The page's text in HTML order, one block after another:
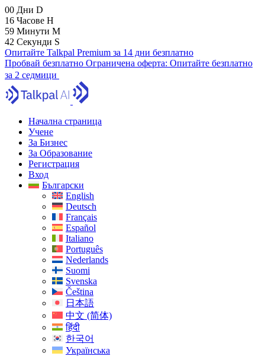
00 Дни D
16 Часове H
59 Минути M
41 Секунди S
Опитайте Talkpal Premium за 14 дни безплатно
Пробвай безплатно Ограничена оферта: Опитайте безплатно
за 2 седмици
Начална страница
Учене
За Бизнес
За Образование
Регистрация
Вход
Български
English
Deutsch
Français
Español
Italiano
Português
Nederlands
Suomi
Svenska
Čeština
日本語
中文 (简体)
हिंदी
한국어
Українська